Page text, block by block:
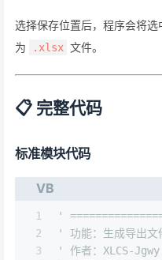
选择保存位置后，程序会将
为
.xlsx 文件。
📋 完整代码
标准模块代码
VB
1
2
3
'
' 功能：生成导出文
' 作者：XLCS-Jgwy